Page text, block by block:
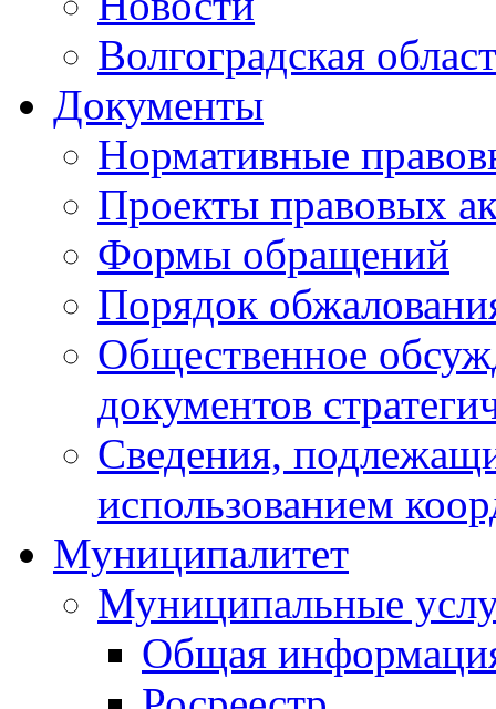
Волгоградская
Документы
Нормативные
Проекты правовых
Формы обращений
Порядок
Общественное
документов
Сведения,
использованием
Муниципалитет
Муниципальные
Общая